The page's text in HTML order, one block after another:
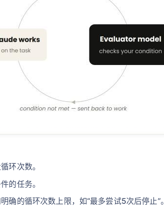
环次数。
的任务。
确的循环次数上限，如“最多尝试5次后停止”。